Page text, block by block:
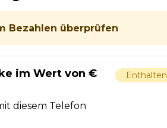
Bezahlen überprüfen
im Wert von €
diesem Telefon
Enthalten